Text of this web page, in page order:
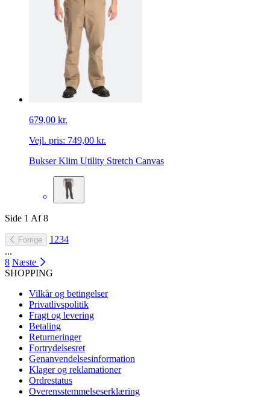
679,00 kr.
Vejl. pris: 749,00 kr.
Bukser Klim Utility Stretch Canvas
Side 1 Af8
Forrige 1 234
...
8 Næste
SHOPPING
Vilkår og betingelser
Privatlivspolitik
Fragt og levering
Betaling
Returneringer
Fortrydelsesret
Genanvendelsesinformation
Klager og reklamationer
Ordrestatus
Overensstemmelseserklæring